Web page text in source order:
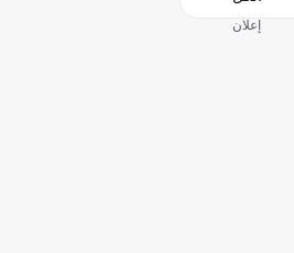
إعلان